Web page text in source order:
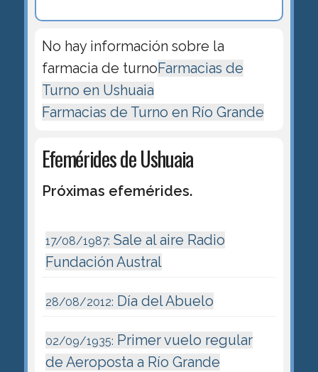
No hay información sobre la
farmacia de turnoFarmacias de
Turno en Ushuaia
Farmacias de Turno en Río Grande
Efemérides de Ushuaia
Próximas efemérides.
17/08/1987: Sale al aire Radio
Fundación Austral
28/08/2012: Día del Abuelo
02/09/1935: Primer vuelo regular
de Aeroposta a Río Grande